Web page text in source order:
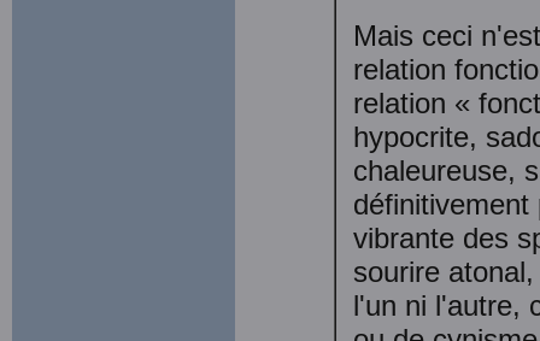
Mais ceci
relation
relation «
hypocrite,
chaleureuse,
vibrante des
sourire
l'un ni l'autre,